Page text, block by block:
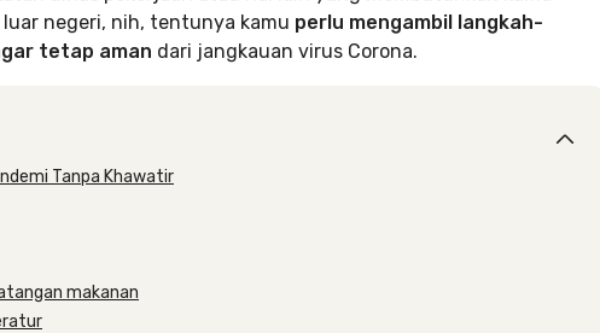
negeri, nih, tentunya kamu perlu mengambil langkah-
tetap aman dari jangkauan virus Corona.
Tanpa Khawatir
makanan